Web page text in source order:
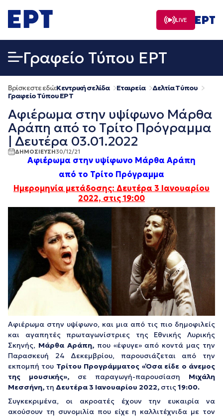
σε
περιεχόμενο
LIVE
Γραφείο Τύπου ΕΡΤ
Βρίσκεστε εδώ:Κεντρική σελίδα Εταιρεία
Δελτία Τύπου
Γραφείο Τύπου ΕΡΤ
Αφιέρωμα στην υψίφωνο Μάρθα
Αράπη από το Τρίτο Πρόγραμμα
| Δευτέρα 03.01.2022
ΔΗΜΟΣΙΕΥΣΗ30/12/21
Αφιέρωμα στην υψίφωνο Μάρθα Αράπη
από το Τρίτο Πρόγραμμα
Ημερομηνία μετάδοσης: Δευτέρα 3 Ιανουαρίου
2022, στις 19:00
Αφιέρωμα στην υψίφωνο, και μια από τις πιο δημοφιλείς
και αγαπητές πρωταγωνίστριες της Εθνικής Λυρικής
Σκηνής, Μάρθα Αράπη,που «έφυγε» από κοντά μας την
Παρασκευή 24 Δεκεμβρίου, παρουσιάζεται από την
εκπομπή του Τρίτου Προγράμματος «Όσα είδε ο άνεμος
της μουσικής», σε παραγωγή-παρουσίαση Μιχάλη
Μεσσήνη, τη Δευτέρα 3 Ιανουαρίου 2022, στις19:00.
Συγκεκριμένα, οι ακροατές έχουν την ευκαιρία να
ακούσουν τη συνομιλία που είχε η καλλιτέχνιδα με τον